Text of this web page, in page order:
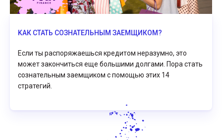
KАК СТАТЬ СОЗНАТЕЛЬНЫМ ЗАЕМЩИКОМ?
Если ты распоряжаешься кредитом неразумно, это
может закончиться еще большими долгами. Пора стать
сознательным заемщиком с помощью этих 14
стратегий.